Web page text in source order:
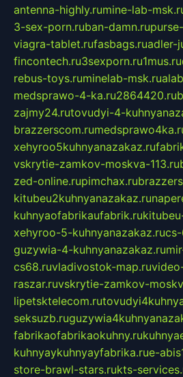
antenna-highly.rumine-lab-
3-sex-porn.ruban-damn.ru
viagra-tablet.rufasbags.ruadler-
fincontech.ru3sexporn.ru1mus.ru
rebus-toys.ruminelab-msk.ru
medsprawo-4-ka.ru2864420.ru
zajmy24.rutovudyi-4-
brazzerscom.ru
xehyroo5kuhnyanazakaz.ru
vskrytie-zamkov-moskva-113.ru
zed-online.rupimchax.ru
kitubeu2kuhnyanazakaz.ru
kuhnyaofabrikaufabrik.ru
xehyroo-5-kuhnyanazakaz.ru
guzywia-4-kuhnyanazakaz.ru
cs68.ruvladivostok-map.ru
raszar.ruvskrytie-zamkov-
lipetsktelecom.ru
seksuzb.ru
fabrikaofabrikaokuhny.ru
kuhnyaykuhnyayfabrika.rue-
store-brawl-stars.rukts-